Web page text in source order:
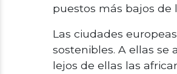
puestos más bajos de
Las ciudades
sostenibles. A ellas
lejos de ellas las